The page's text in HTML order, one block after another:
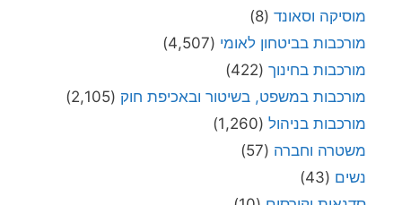
מוסיקה וסאונד (8)
מורכבות בביטחון לאומי (4,507)
מורכבות בחינוך (422)
מורכבות במשפט, בשיטור ובאכיפת חוק (2,105)
מורכבות בניהול (1,260)
משטרה וחברה (57)
נשים (43)